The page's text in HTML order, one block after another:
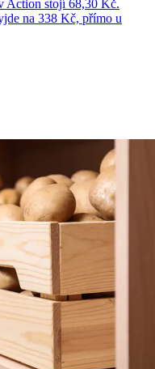
Action stojí 68,30 Kč.
na 338 Kč, přímo u